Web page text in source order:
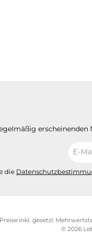
die
inkl. gesetzl.
© 2026